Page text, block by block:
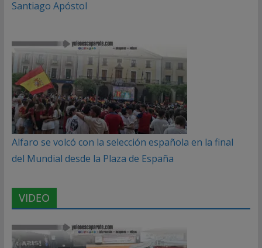
Santiago Apóstol
Alfaro se volcó con la selección española en la final
del Mundial desde la Plaza de España
VIDEO